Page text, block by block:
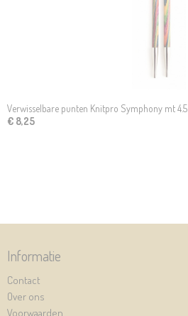
Verwisselbare punten Knitpro Symphony mt 4.5
€ 8,25
Informatie
Contact
Over ons
Voorwaarden